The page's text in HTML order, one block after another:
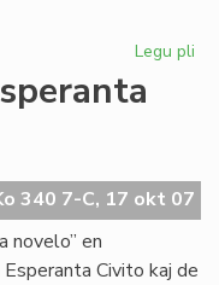
Legu pli
340 7-C, 17 okt 07
novelo” en
Civito kaj de